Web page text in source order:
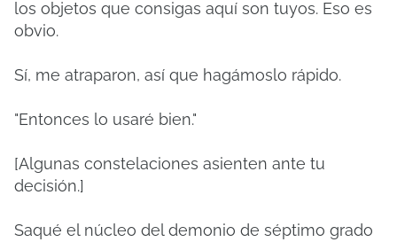
los objetos que consigas aquí son tuyos. Eso es
obvio.
Sí, me atraparon, así que hagámoslo rápido.
"Entonces lo usaré bien."
[Algunas constelaciones asienten ante tu
decisión.]
Saqué el núcleo del demonio de séptimo grado